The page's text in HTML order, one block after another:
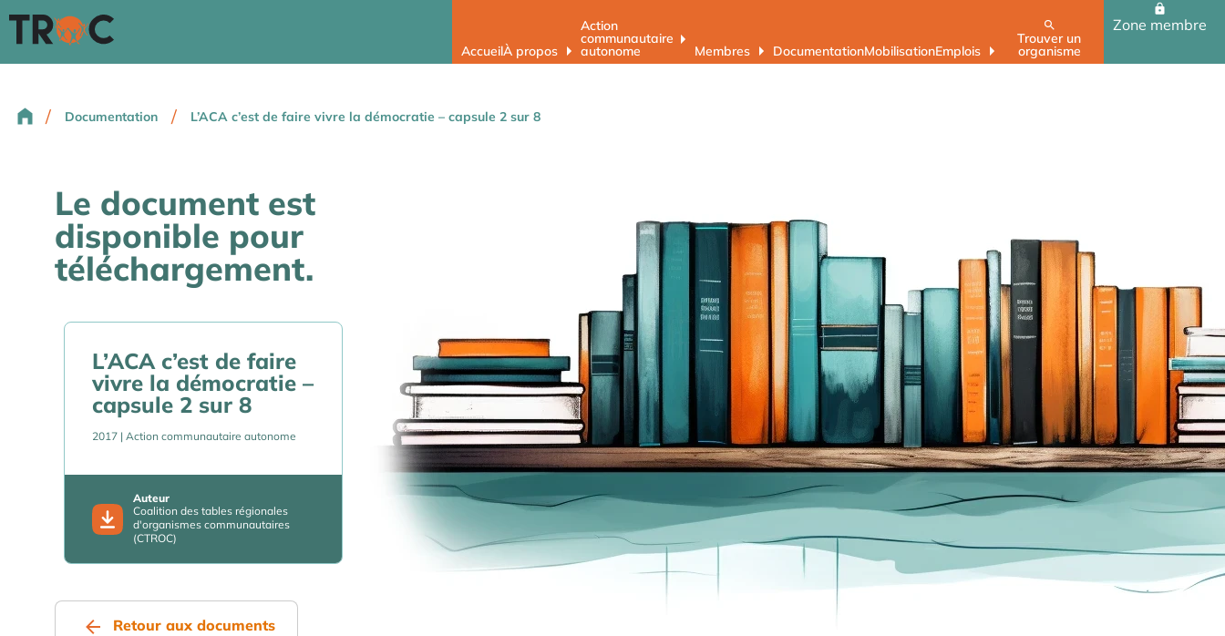
AccueilÀ propos
Action
communautaire
autonome Membres DocumentationMobilisationEmplois
Trouver un
organisme
Zone membre
/ Documentation / L’ACA c’est de faire vivre la démocratie – capsule 2 sur 8
Le document est
disponible pour
téléchargement.
L’ACA c’est de faire
vivre la démocratie –
capsule 2 sur 8
2017 | Action communautaire autonome
Auteur
Coalition des tables régionales
d'organismes communautaires
(CTROC)
Retour aux documents